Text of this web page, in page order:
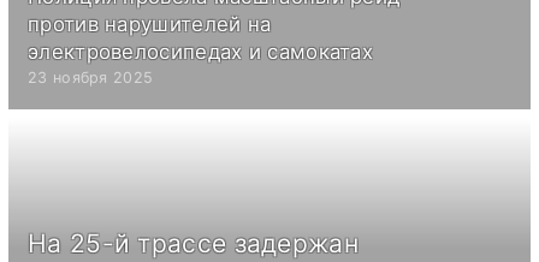
против нарушителей на
электровелосипедах и самокатах
23 ноября 2025
На 25-й трассе задержан